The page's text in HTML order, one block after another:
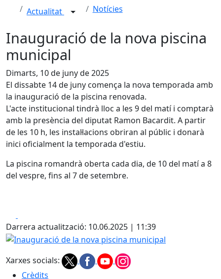
Actualitat Notícies
Inauguració de la nova piscina
municipal
Dimarts, 10 de juny de 2025
El dissabte 14 de juny comença la nova temporada amb
la inauguració de la piscina renovada.
L'acte institucional tindrà lloc a les 9 del matí i comptarà
amb la presència del diputat Ramon Bacardit. A partir
de les 10 h, les instal·lacions obriran al públic i donarà
inici oficialment la temporada d'estiu.
La piscina romandrà oberta cada dia, de 10 del matí a 8
del vespre, fins al 7 de setembre.
Darrera actualització: 10.06.2025 | 11:39
Inauguració de la nova piscina municipal
Xarxes socials:
Crèdits